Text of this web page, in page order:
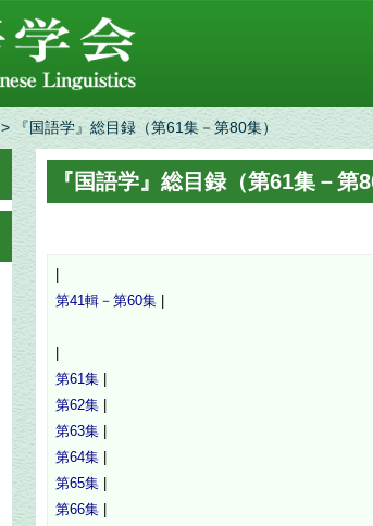
> 『国語学』総目録（第61集－第80集）
『国語学』総目録（第61集－第
第41輯－第60集|
第61集|
第62集|
第63集|
第64集|
第65集|
第66集|